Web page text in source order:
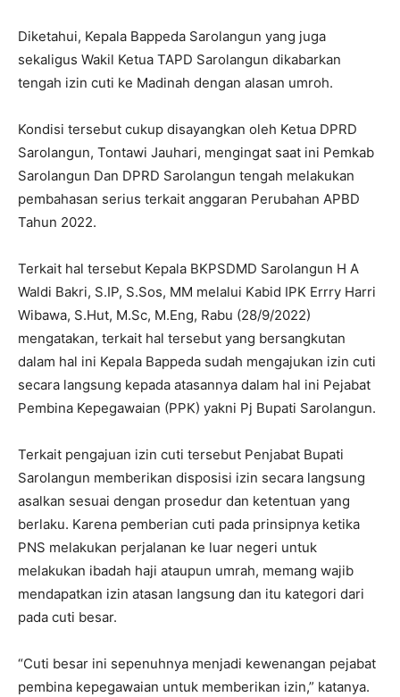
Diketahui, Kepala Bappeda Sarolangun yang juga
sekaligus Wakil Ketua TAPD Sarolangun dikabarkan
tengah izin cuti ke Madinah dengan alasan umroh.
Kondisi tersebut cukup disayangkan oleh Ketua DPRD
Sarolangun, Tontawi Jauhari, mengingat saat ini Pemkab
Sarolangun Dan DPRD Sarolangun tengah melakukan
pembahasan serius terkait anggaran Perubahan APBD
Tahun 2022.
Terkait hal tersebut Kepala BKPSDMD Sarolangun H A
Waldi Bakri, S.IP, S.Sos, MM melalui Kabid IPK Errry Harri
Wibawa, S.Hut, M.Sc, M.Eng, Rabu (28/9/2022)
mengatakan, terkait hal tersebut yang bersangkutan
dalam hal ini Kepala Bappeda sudah mengajukan izin cuti
secara langsung kepada atasannya dalam hal ini Pejabat
Pembina Kepegawaian (PPK) yakni Pj Bupati Sarolangun.
Terkait pengajuan izin cuti tersebut Penjabat Bupati
Sarolangun memberikan disposisi izin secara langsung
asalkan sesuai dengan prosedur dan ketentuan yang
berlaku. Karena pemberian cuti pada prinsipnya ketika
PNS melakukan perjalanan ke luar negeri untuk
melakukan ibadah haji ataupun umrah, memang wajib
mendapatkan izin atasan langsung dan itu kategori dari
pada cuti besar.
“Cuti besar ini sepenuhnya menjadi kewenangan pejabat
pembina kepegawaian untuk memberikan izin,” katanya.